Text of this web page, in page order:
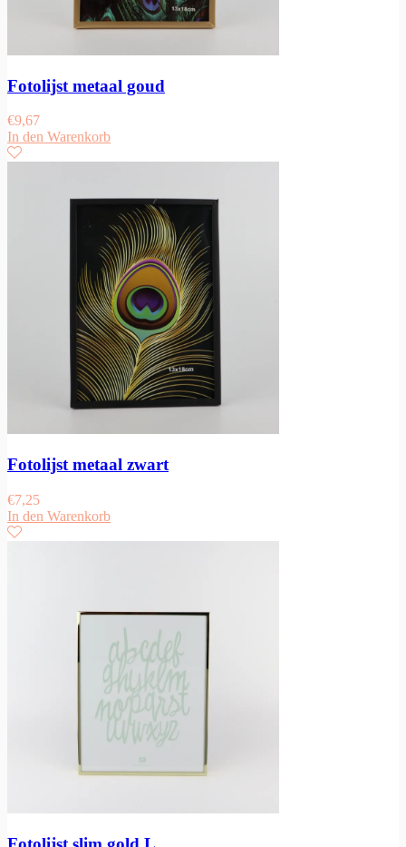
Fotolijst metaal goud
€9,67
In den Warenkorb
Fotolijst metaal zwart
€7,25
In den Warenkorb